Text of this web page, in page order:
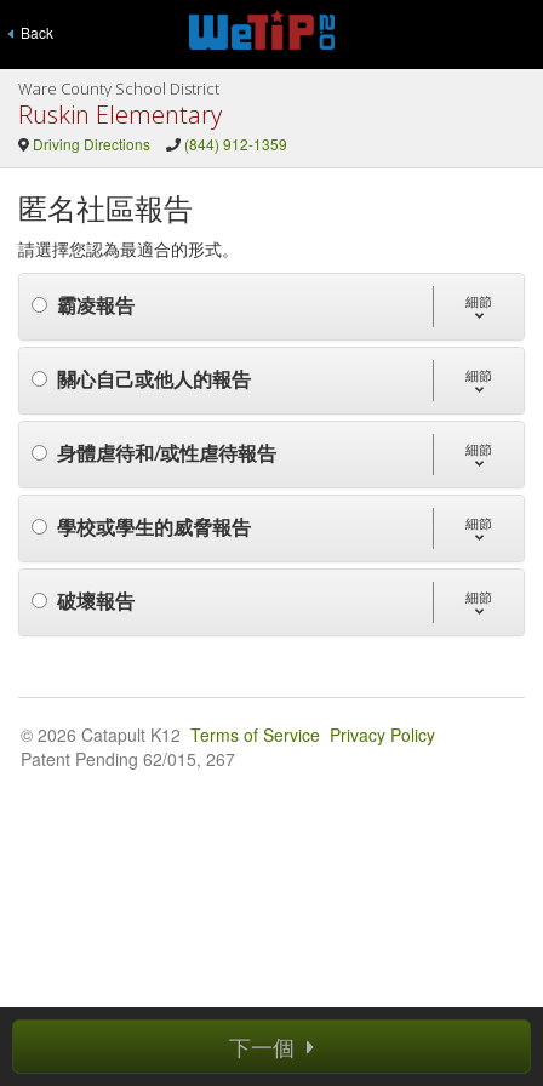
Back
Ware County School District
Ruskin Elementary
Driving Directions (844) 912-1359
匿名社區報告
請選擇您認為最適合的形式。
霸凌報告 細節
關心自己或他人的報告 細節
身體虐待和/或性虐待報告 細節
學校或學生的威脅報告 細節
破壞報告 細節
下一個
© 2026 Catapult K12 Terms of Service Privacy Policy
Patent Pending 62/015, 267